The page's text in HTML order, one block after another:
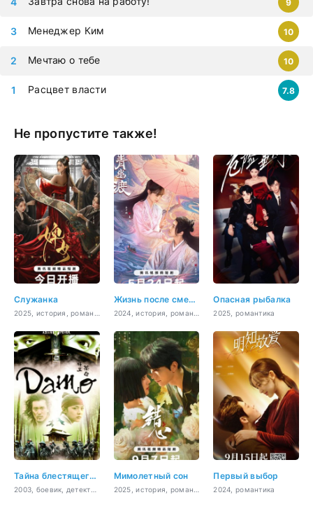
можно смотреть на любых гаджетах – iphone, android,
Расцвет власти 7.8
Мечтаю о тебе 10
Менеджер Ким 10
9
Не пропустите также!
Служанка Жизнь после смерти Опасная рыбалка
2025, романтика
Тайна блестящего камня Мимолетный сон Первый выбор
2024, романтика